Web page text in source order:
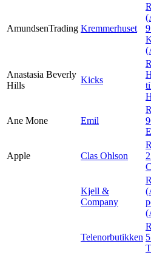
AmundsenTrading Kremmerhuset
Anastasia Beverly
Hills
Kicks
Ane Mone Emil
Apple Clas Ohlson
Kjell &
Company
Telenorbutikken